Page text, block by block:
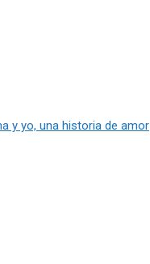
y yo, una historia de amor